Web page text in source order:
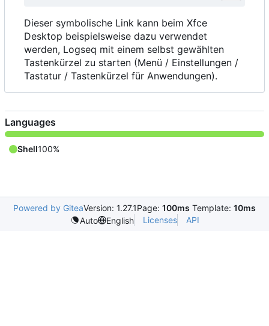
Dieser symbolische Link kann beim Xfce
Desktop beispielsweise dazu verwendet
werden, Logseq mit einem selbst gewählten
Tastenkürzel zu starten (Menü / Einstellungen /
Tastatur / Tastenkürzel für Anwendungen).
Languages
Shell100%
Powered by GiteaVersion: 1.27.1Page: 100ms Template: 10ms
Auto
English Licenses API